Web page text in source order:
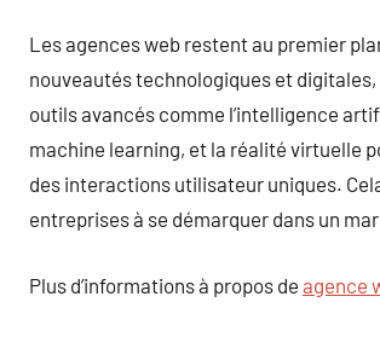
Les agences web restent au premier
nouveautés technologiques et
outils avancés comme l’intelligence
machine learning, et la réalité virtuelle
des interactions utilisateur uniques.
entreprises à se démarquer dans un
Plus d’informations à propos de agence